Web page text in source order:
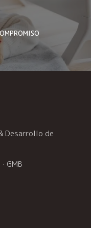
Desarrollo de
· GMB